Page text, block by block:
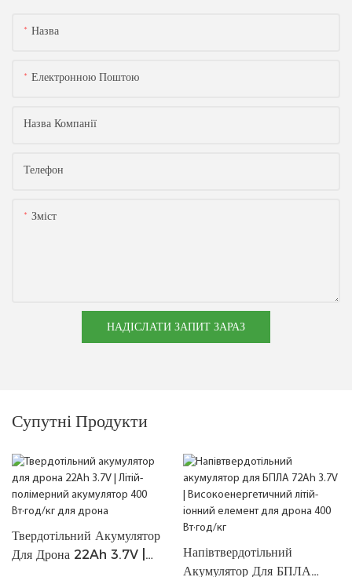
Назва
Електронною Поштою
Назва Компанії
Телефон
Зміст
НАДІСЛАТИ ЗАПИТ ЗАРАЗ
Супутні Продукти
Твердотільний Акумулятор
Для Дрона 22Ah 3.7V |
Напівтвердотільний
Акумулятор Для БПЛА